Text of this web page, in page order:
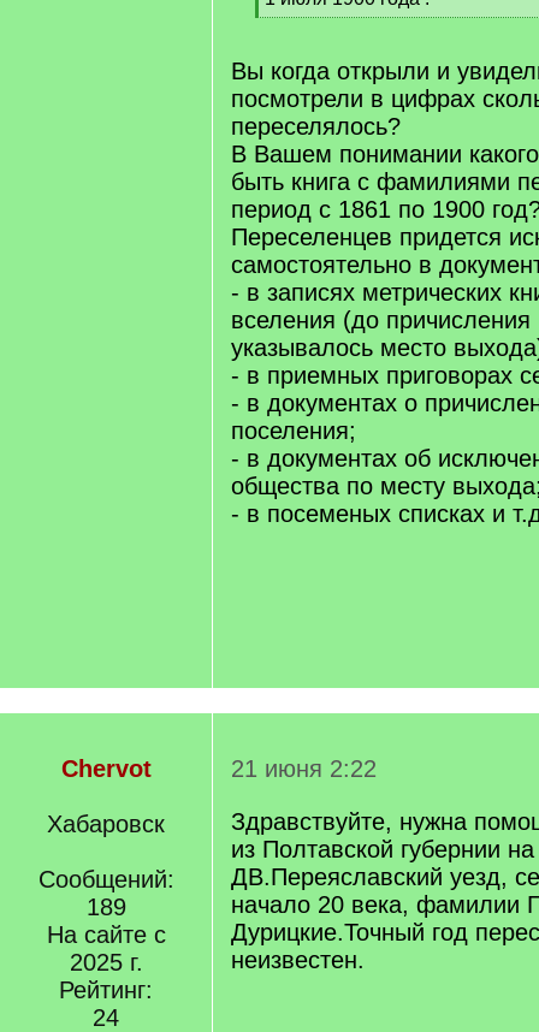
[
q
Вы когда открыли и
посмотрели в цифрах
переселялось?
В Вашем понимании
быть книга с фамилиями
период с 1861 по 1900
Переселенцев придется
самостоятельно в
- в записях метрических
вселения (до причисления
указывалось место
- в приемных приговорах
- в документах о
поселения;
- в документах об
общества по месту
- в посеменых списках и
Chervot
Хабаровск
Сообщений:
189
На сайте с
2025 г.
Рейтинг:
24
21 июня 2:22
Здравствуйте, нужна
из Полтавской губернии на
ДВ.Переяславский уезд,
начало 20 века, фамилии
Дурицкие.Точный год
неизвестен.